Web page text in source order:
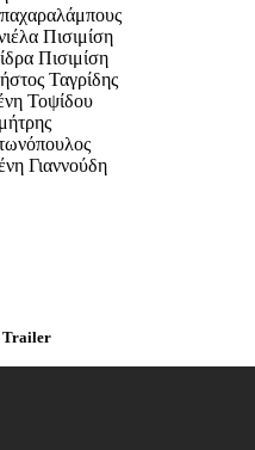
Πισιμίση
Πισιμίση
Ταγρίδης
Τοψίδου
Γιαννούδη
Trailer